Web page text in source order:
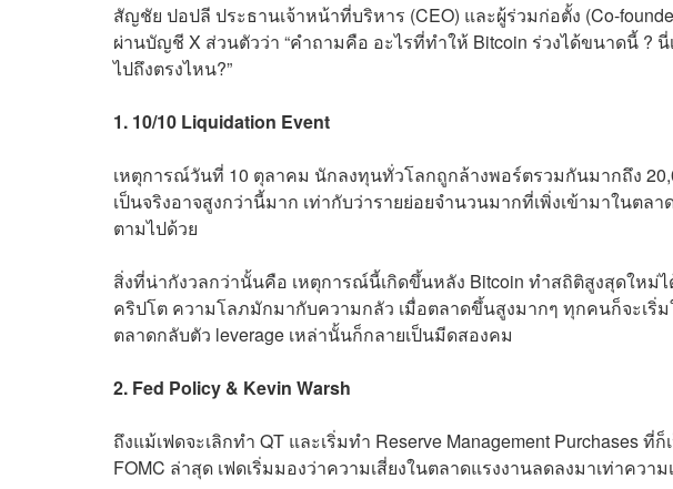
สัญชัย ปอปลี ประธานเจ้าหน้าที่บริหาร (CEO) และผู้ร่วมก่อตั้ง (Co-
ผ่านบัญชี X ส่วนตัวว่า “คำถามคือ อะไรที่ทำให้ Bitcoin ร่วงได้ขนาดนี้ ?
ไปถึงตรงไหน?”
1. 10/10 Liquidation Event
เหตุการณ์วันที่ 10 ตุลาคม นักลงทุนทั่วโลกถูกล้างพอร์ตรวมกันมากถึง
เป็นจริงอาจสูงกว่านี้มาก เท่ากับว่ารายย่อยจำนวนมากที่เพิ่งเข้ามาในต
ตามไปด้วย
สิ่งที่น่ากังวลกว่านั้นคือ เหตุการณ์นี้เกิดขึ้นหลัง Bitcoin ทำสถิติสูงสุดให
คริปโต ความโลภมักมากับความกลัว เมื่อตลาดขึ้นสูงมากๆ ทุกคนก็จะเริ่ม
ตลาดกลับตัว leverage เหล่านั้นก็กลายเป็นมีดสองคม
2. Fed Policy & Kevin Warsh
ถึงแม้เฟดจะเลิกทำ QT และเริ่มทำ Reserve Management Purchases
FOMC ล่าสุด เฟดเริ่มมองว่าความเสี่ยงในตลาดแรงงานลดลงมาเท่าความ